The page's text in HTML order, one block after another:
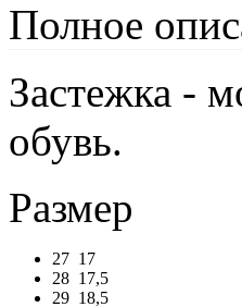
Полное
Застежка -
обувь.
Размер
27 17
28 17,5
29 18,5